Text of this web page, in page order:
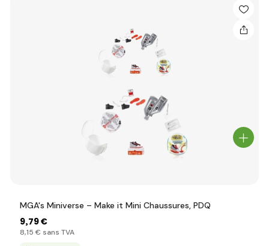
MGA's Miniverse – Make it Mini Chaussures, PDQ
9,79 €
8,15 € sans TVA